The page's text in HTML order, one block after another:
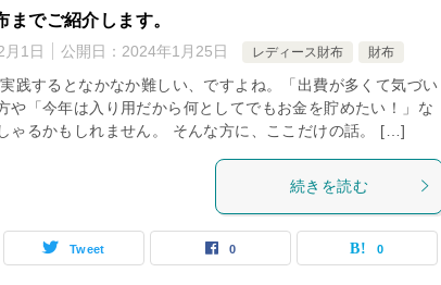
までご紹介します。
月1日 公開日： 2024年1月25日 レディース財布 財布
践するとなかなか難しい、ですよね。「出費が多くて気づい
や「今年は入り用だから何としてでもお金を貯めたい！」な
ゃるかもしれません。 そんな方に、ここだけの話。 […]
続きを読む
Tweet 0 0